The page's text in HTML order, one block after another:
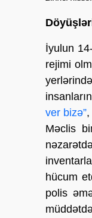
İyulun
rejimi
ver bizə”
Məclis
hücum
polis